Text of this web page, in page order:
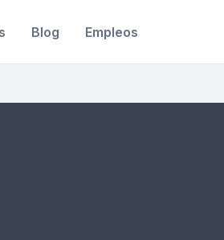
Blog Empleos